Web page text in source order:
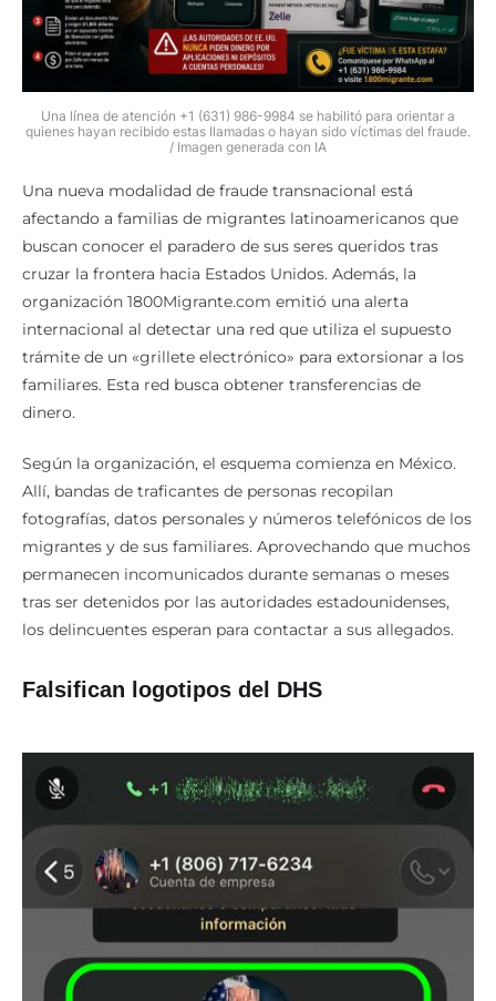
Una línea de atención +1 (631) 986-9984 se habilitó para orientar a
quienes hayan recibido estas llamadas o hayan sido víctimas del fraude.
/ Imagen generada con IA
Una nueva modalidad de fraude transnacional está
afectando a familias de migrantes latinoamericanos que
buscan conocer el paradero de sus seres queridos tras
cruzar la frontera hacia Estados Unidos. Además, la
organización 1800Migrante.com emitió una alerta
internacional al detectar una red que utiliza el supuesto
trámite de un «grillete electrónico» para extorsionar a los
familiares. Esta red busca obtener transferencias de
dinero.
Según la organización, el esquema comienza en México.
Allí, bandas de traficantes de personas recopilan
fotografías, datos personales y números telefónicos de los
migrantes y de sus familiares. Aprovechando que muchos
permanecen incomunicados durante semanas o meses
tras ser detenidos por las autoridades estadounidenses,
los delincuentes esperan para contactar a sus allegados.
Falsifican logotipos del DHS